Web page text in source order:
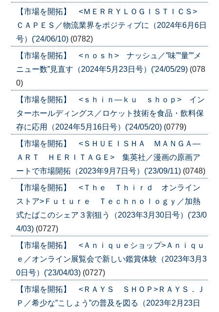
【市場を開拓】 <ＭＥＲＲＹＬＯＧＩＳＴＩＣＳ>
ＣＡＰＥＳ／物流業界をポジティブに（2024年6月6日
号）('24/06/10) (0782)
【市場を開拓】 <ｎｏｓｈ> ナッシュ／”味””量””メ
ニュー数”見直す（2024年5月23日号）('24/05/29) (078
0)
【市場を開拓】 <ｓｈｉｎ―ｋｕ ｓｈｏｐ> イン
ターホールディングス／ロケット技術を食品・飲料保
存に応用（2024年5月16日号）('24/05/20) (0779)
【市場を開拓】 <ＳＨＵＥＩＳＨＡ ＭＡＮＧＡ―
ＡＲＴ ＨＥＲＩＴＡＧＥ> 集英社／漫画の原画ア
ートで市場開拓（2023年9月7日号）('23/09/11) (0748)
【市場を開拓】 <Ｔｈｅ Ｔｈｉｒｄ オンライン
ストア>Ｆｕｔｕｒｅ Ｔｅｃｈｎｏｌｏｇｙ／加熱
式たばこのシェア３割狙う（2023年3月30日号）('23/0
4/03) (0727)
【市場を開拓】 <Ａｎｉｑｕｅショップ>Ａｎｉｑｕ
ｅ／オンライン展覧会で新しい鑑賞体験（2023年3月3
0日号）('23/04/03) (0727)
【市場を開拓】 <ＲＡＹＳ ＳＨＯＰ>ＲＡＹＳ．Ｊ
Ｐ／希少な”こしょう”の普及を図る（2023年2月23日